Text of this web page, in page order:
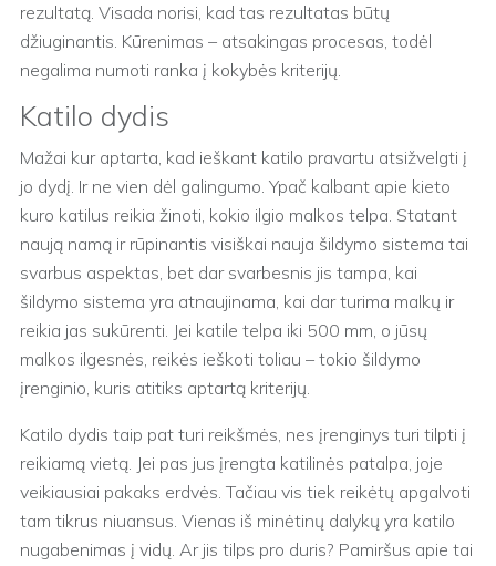
rezultatą. Visada norisi, kad tas rezultatas būtų
džiuginantis. Kūrenimas – atsakingas procesas, todėl
negalima numoti ranka į kokybės kriterijų.
Katilo dydis
Mažai kur aptarta, kad ieškant katilo pravartu atsižvelgti į
jo dydį. Ir ne vien dėl galingumo. Ypač kalbant apie kieto
kuro katilus reikia žinoti, kokio ilgio malkos telpa. Statant
naują namą ir rūpinantis visiškai nauja šildymo sistema tai
svarbus aspektas, bet dar svarbesnis jis tampa, kai
šildymo sistema yra atnaujinama, kai dar turima malkų ir
reikia jas sukūrenti. Jei katile telpa iki 500 mm, o jūsų
malkos ilgesnės, reikės ieškoti toliau – tokio šildymo
įrenginio, kuris atitiks aptartą kriterijų.
Katilo dydis taip pat turi reikšmės, nes įrenginys turi tilpti į
reikiamą vietą. Jei pas jus įrengta katilinės patalpa, joje
veikiausiai pakaks erdvės. Tačiau vis tiek reikėtų apgalvoti
tam tikrus niuansus. Vienas iš minėtinų dalykų yra katilo
nugabenimas į vidų. Ar jis tilps pro duris? Pamiršus apie tai